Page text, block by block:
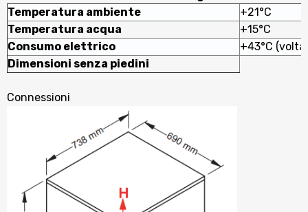
Temperatura ambiente
+21°C
Temperatura acqua
+15°C
Consumo elettrico
+43°C
Dimensioni senza piedini
Connessioni